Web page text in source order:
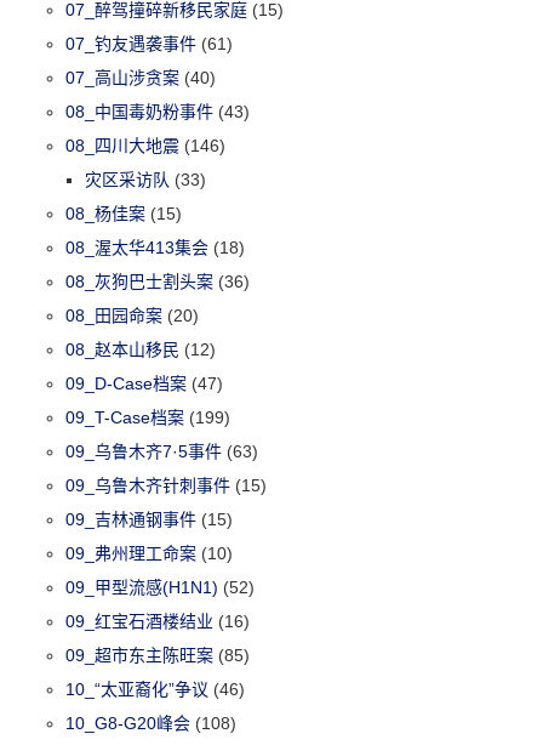
07_醉驾撞碎新移民家庭 (15)
07_钓友遇袭事件 (61)
07_高山涉贪案 (40)
08_中国毒奶粉事件 (43)
08_四川大地震 (146)
灾区采访队 (33)
08_杨佳案 (15)
08_渥太华413集会 (18)
08_灰狗巴士割头案 (36)
08_田园命案 (20)
08_赵本山移民 (12)
09_D-Case档案 (47)
09_T-Case档案 (199)
09_乌鲁木齐7·5事件 (63)
09_乌鲁木齐针刺事件 (15)
09_吉林通钢事件 (15)
09_弗州理工命案 (10)
09_甲型流感(H1N1) (52)
09_红宝石酒楼结业 (16)
09_超市东主陈旺案 (85)
10_“太亚裔化”争议 (46)
10_G8-G20峰会 (108)